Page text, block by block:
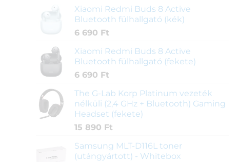
Xiaomi Redmi Buds 8 Active
Bluetooth fülhallgató (kék)
6 690 Ft
Xiaomi Redmi Buds 8 Active
Bluetooth fülhallgató (fekete)
6 690 Ft
The G-Lab Korp Platinum vezeték
nélküli (2,4 GHz + Bluetooth) Gaming
Headset (fekete)
15 890 Ft
Samsung MLT-D116L toner
(utángyártott) - Whitebox